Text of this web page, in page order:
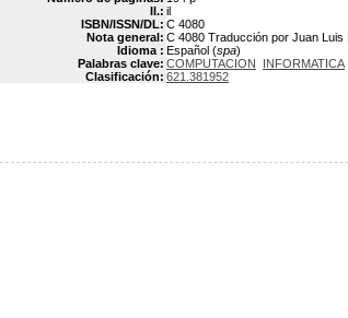
Il.: il
ISBN/ISSN/DL: C 4080
Nota general: C 4080 Traducción por Juan
Idioma : Español (spa)
Palabras clave: COMPUTACION INFORMATICA
Clasificación: 621.381952